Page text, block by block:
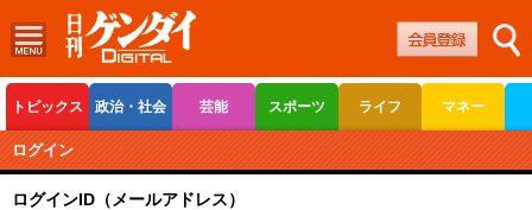
トピックス 政治・社会 芸能 スポーツ ライフ マネー
ボートレース
ログイン
ログインID（メールアドレス）